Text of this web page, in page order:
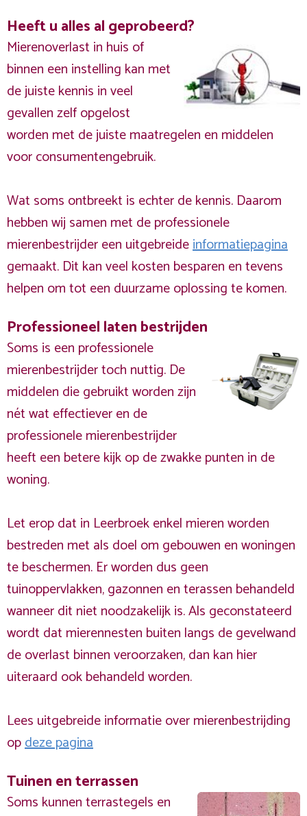
Heeft u alles al geprobeerd?
Mierenoverlast in huis of
binnen een instelling kan met
de juiste kennis in veel
gevallen zelf opgelost
worden met de juiste maatregelen en middelen
voor consumentengebruik.
Wat soms ontbreekt is echter de kennis. Daarom
hebben wij samen met de professionele
mierenbestrijder een uitgebreideinformatiepagina
gemaakt. Dit kan veel kosten besparen en tevens
helpen om tot een duurzame oplossing te komen.
Professioneel laten bestrijden
Soms is een professionele
mierenbestrijder toch nuttig. De
middelen die gebruikt worden zijn
nét wat effectiever en de
professionele mierenbestrijder
heeft een betere kijk op de zwakke punten in de
woning.
Let erop dat in Leerbroek enkel mieren worden
bestreden met als doel om gebouwen en woningen
te beschermen. Er worden dus geen
tuinoppervlakken, gazonnen en terassen behandeld
wanneer dit niet noodzakelijk is. Als geconstateerd
wordt dat mierennesten buiten langs de gevelwand
de overlast binnen veroorzaken, dan kan hier
uiteraard ook behandeld worden.
Lees uitgebreide informatie over mierenbestrijding
opdeze pagina
Tuinen en terrassen
Soms kunnen terrastegels en